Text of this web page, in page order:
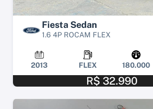
Fiesta Sedan
1.6 4P ROCAM FLEX
2013 FLEX 180.000
R$ 32.990